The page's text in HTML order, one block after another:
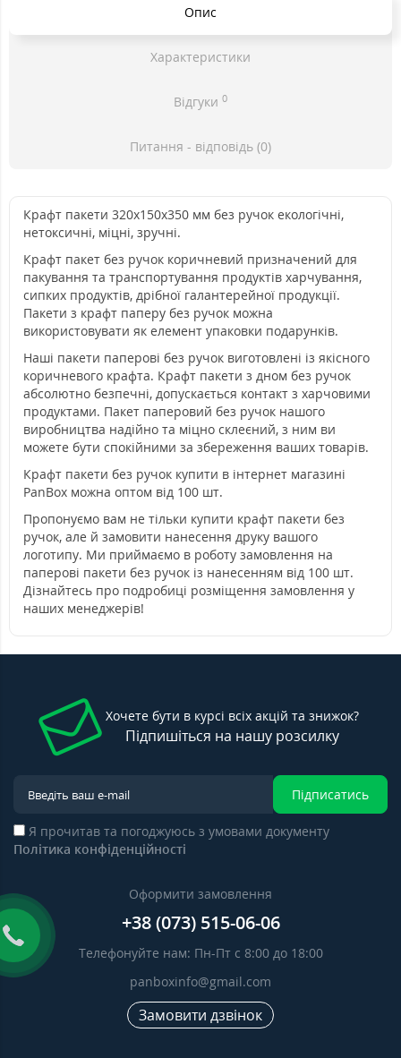
Опис
Характеристики
Відгуки 0
Питання - відповідь (0)
Крафт пакети 320х150х350 мм без ручок екологічні,
нетоксичні, міцні, зручні.
Крафт пакет без ручок коричневий призначений для
пакування та транспортування продуктів харчування,
сипких продуктів, дрібної галантерейної продукції.
Пакети з крафт паперу без ручок можна
використовувати як елемент упаковки подарунків.
Наші пакети паперові без ручок виготовлені із якісного
коричневого крафта. Крафт пакети з дном без ручок
абсолютно безпечні, допускається контакт з харчовими
продуктами. Пакет паперовий без ручок нашого
виробництва надійно та міцно склеєний, з ним ви
можете бути спокійними за збереження ваших товарів.
Крафт пакети без ручок купити в інтернет магазині
PanBox можна оптом від 100 шт.
Пропонуємо вам не тільки купити крафт пакети без
ручок, але й замовити нанесення друку вашого
логотипу. Ми приймаємо в роботу замовлення на
паперові пакети без ручок із нанесенням від 100 шт.
Дізнайтесь про подробиці розміщення замовлення у
наших менеджерів!
Хочете бути в курсі всіх акцій та знижок?
Підпишіться на нашу розсилку
Підписатись
Я прочитав та погоджуюсь з умовами документу
Політика конфіденційності
Оформити замовлення
+38 (073) 515-06-06
Телефонуйте нам: Пн-Пт с 8:00 до 18:00
panboxinfo@gmail.com
Замовити дзвінок